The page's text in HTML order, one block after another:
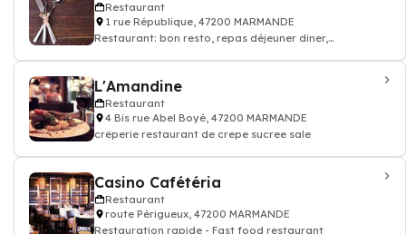
Restaurant
1 rue République, 47200 MARMANDE
Restaurant: bon resto, repas déjeuner dîner,
L'Amandine
Restaurant
4 Bis rue Abel Boyé, 47200 MARMANDE
crêperie restaurant de crepe sucree sale
Casino Cafétéria
Restaurant
route Périgueux, 47200 MARMANDE
Restauration rapide - Fast food restaurant